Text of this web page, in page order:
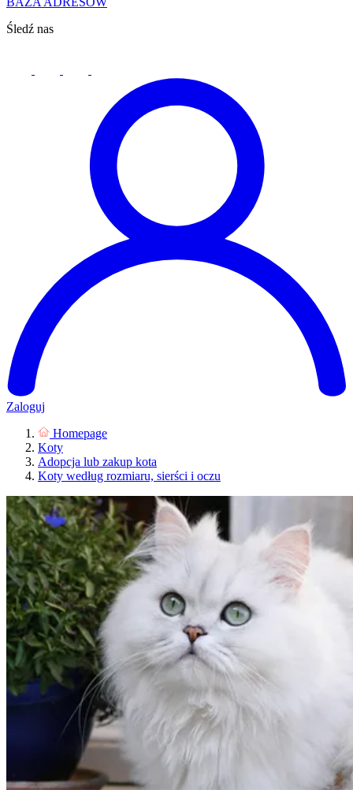
Śledź nas
Zaloguj
Homepage
Koty
Adopcja lub zakup kota
Koty według rozmiaru, sierści i oczu